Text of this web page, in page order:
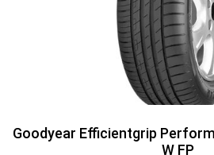
Goodyear Efficientgrip
W FP